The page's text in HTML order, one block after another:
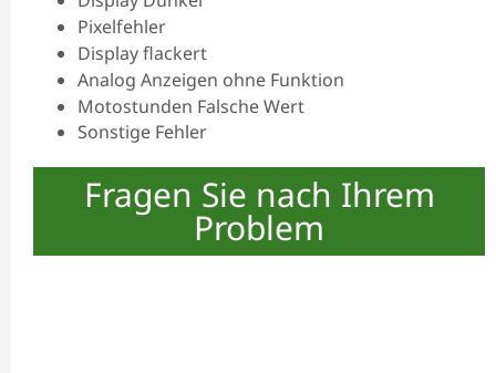
Pixelfehler
Display flackert
Analog Anzeigen ohne Funktion
Motostunden Falsche Wert
Sonstige Fehler
Fragen Sie nach Ihrem
Problem